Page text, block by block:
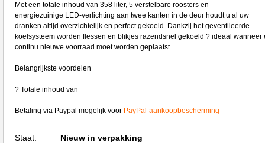
Met een totale inhoud van 358 liter, 5 verstelbare roosters en
energiezuinige LED-verlichting aan twee kanten in de deur houdt u al uw
dranken altijd overzichtelijk en perfect gekoeld. Dankzij het geventileerde
koelsysteem worden flessen en blikjes razendsnel gekoeld ? ideaal wanneer
continu nieuwe voorraad moet worden geplaatst.
Belangrijkste voordelen
? Totale inhoud van
Betaling via Paypal mogelijk voor PayPal-aankoopbescherming
Staat:
Nieuw in verpakking